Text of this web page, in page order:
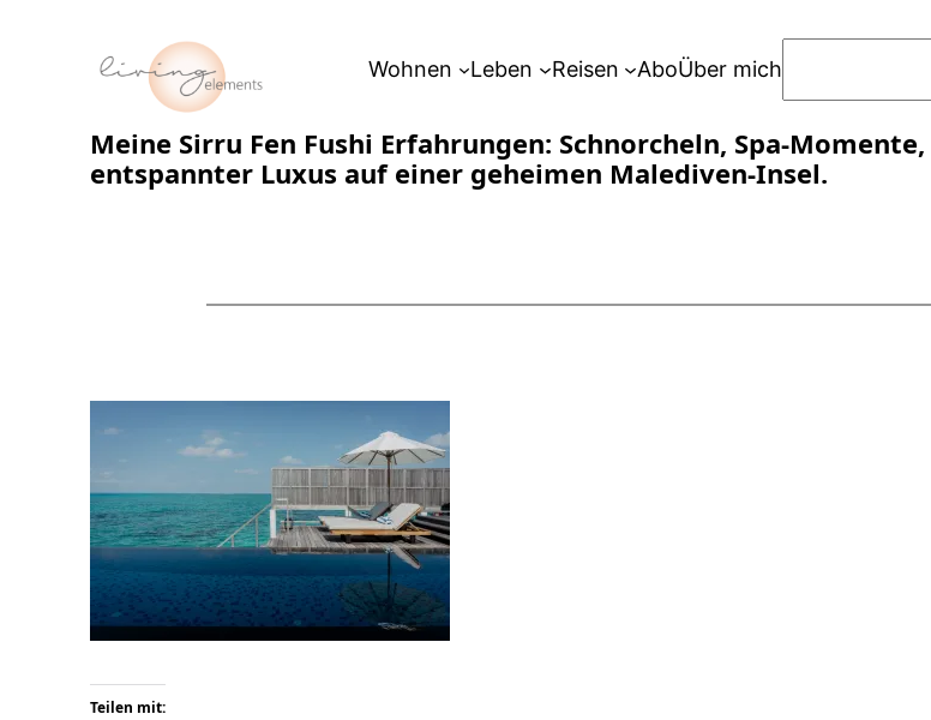
Wohnen Leben Reisen AboÜber mich
h
e
Meine Sirru Fen Fushi Erfahrungen: Schnorcheln, Spa-
entspannter Luxus auf einer geheimen Malediven-Insel.
Teilen mit: